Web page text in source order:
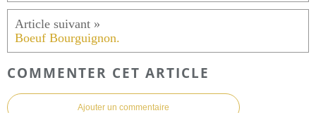
Boeuf Bourguignon.
COMMENTER CET ARTICLE
Ajouter un commentaire